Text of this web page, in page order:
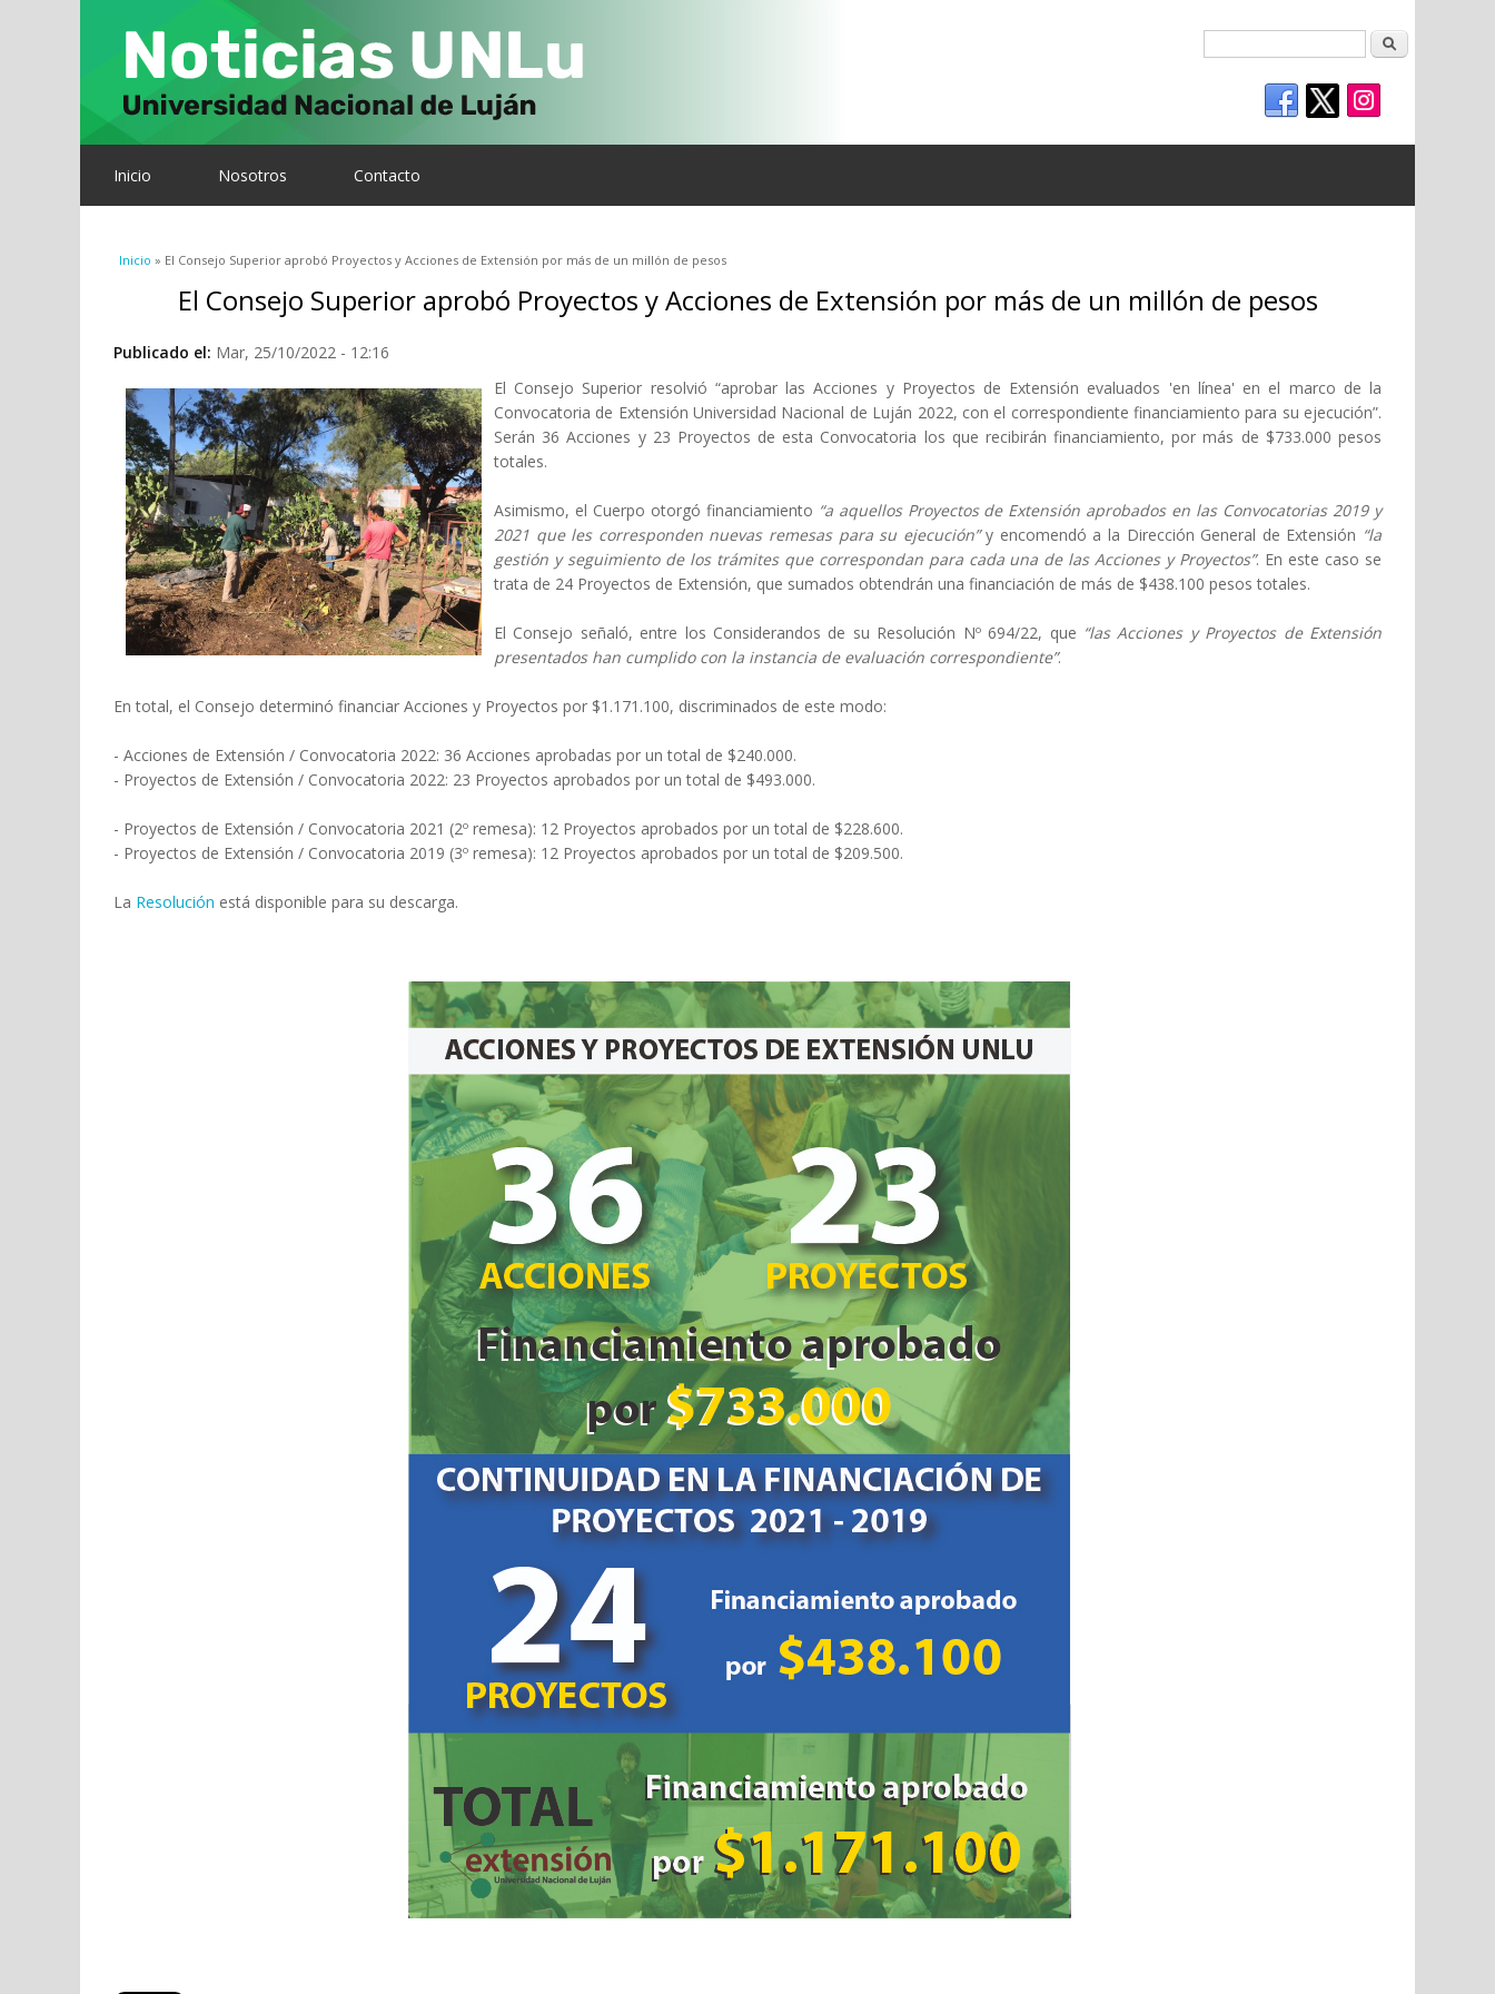
Inicio Nosotros Contacto
Se encuentra usted aquí
Inicio » El Consejo Superior aprobó Proyectos y Acciones de Extensión por más de un millón de pesos
El Consejo Superior aprobó Proyectos y Acciones de Extensión por más de un millón de pesos
Publicado el: Mar, 25/10/2022 - 12:16
El Consejo Superior resolvió “aprobar las Acciones y Proyectos de Extensión evaluados 'en línea' en el marco de la
Convocatoria de Extensión Universidad Nacional de Luján 2022, con el correspondiente financiamiento para su ejecución”.
Serán 36 Acciones y 23 Proyectos de esta Convocatoria los que recibirán financiamiento, por más de $733.000 pesos
totales.
Asimismo, el Cuerpo otorgó financiamiento “a aquellos Proyectos de Extensión aprobados en las Convocatorias 2019 y
2021 que les corresponden nuevas remesas para su ejecución”y encomendó a la Dirección General de Extensión “la
gestión y seguimiento de los trámites que correspondan para cada una de las Acciones y Proyectos”. En este caso se
trata de 24 Proyectos de Extensión, que sumados obtendrán una financiación de más de $438.100 pesos totales.
El Consejo señaló, entre los Considerandos de su Resolución Nº 694/22, que “las Acciones y Proyectos de Extensión
presentados han cumplido con la instancia de evaluación correspondiente”.
En total, el Consejo determinó financiar Acciones y Proyectos por $1.171.100, discriminados de este modo:
- Acciones de Extensión / Convocatoria 2022: 36 Acciones aprobadas por un total de $240.000.
- Proyectos de Extensión / Convocatoria 2022: 23 Proyectos aprobados por un total de $493.000.
- Proyectos de Extensión / Convocatoria 2021 (2º remesa): 12 Proyectos aprobados por un total de $228.600.
- Proyectos de Extensión / Convocatoria 2019 (3º remesa): 12 Proyectos aprobados por un total de $209.500.
La Resolución está disponible para su descarga.